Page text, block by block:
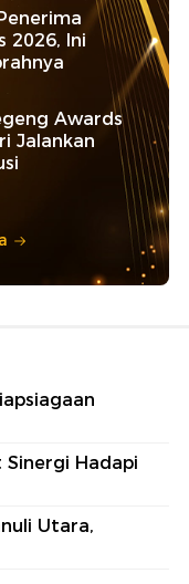
2026, Ini
Awards
Jalankan
Hadapi
Utara,